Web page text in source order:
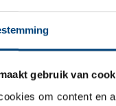
gebruik van
om content en
vergeten